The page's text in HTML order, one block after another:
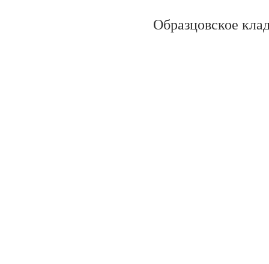
Образцовское